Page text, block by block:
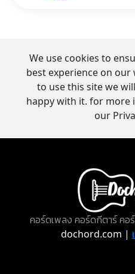
We use cookies to
best experience on
to use this site we
happy with it. for more
our
คอร์ดเพลง คอร์ดกีตาร์ คอ
dochord.com |